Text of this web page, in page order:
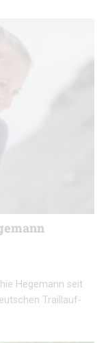
Hegemann seit
Traillauf-